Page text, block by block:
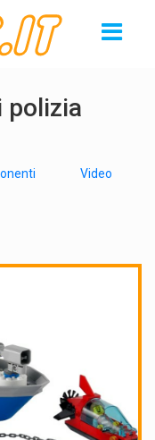
polizia
Video